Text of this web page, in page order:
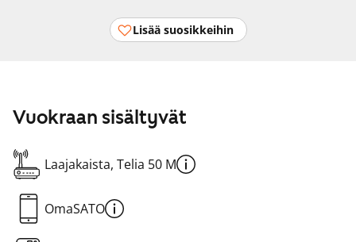
Lisää suosikkeihin
Vuokraan sisältyvät
Laajakaista, Telia 50 M
OmaSATO